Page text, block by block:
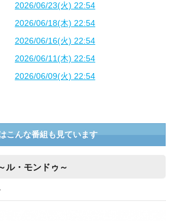
2026/06/23(火) 22:54
2026/06/18(木) 22:54
2026/06/16(火) 22:54
2026/06/11(木) 22:54
2026/06/09(火) 22:54
こんな番組も見ています
ル・モンドゥ～